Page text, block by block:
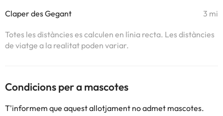
Claper des Gegant 3 mi
Totes les distàncies es calculen en línia recta. Les distàncies
de viatge a la realitat poden variar.
Condicions per a mascotes
T'informem que aquest allotjament no admet mascotes.